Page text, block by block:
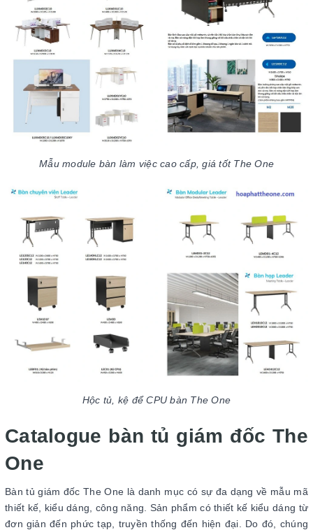
Mẫu module bàn làm việc cao cấp, giá tốt The One
Hộc tủ, kệ để CPU bàn The One
Catalogue bàn tủ giám đốc The
One
Bàn tủ giám đốc The One là danh mục có sự đa dạng về mẫu mã
thiết kế, kiểu dáng, công năng. Sản phẩm có thiết kế kiểu dáng từ
đơn giản đến phức tạp, truyền thống đến hiện đại. Do đó, chúng